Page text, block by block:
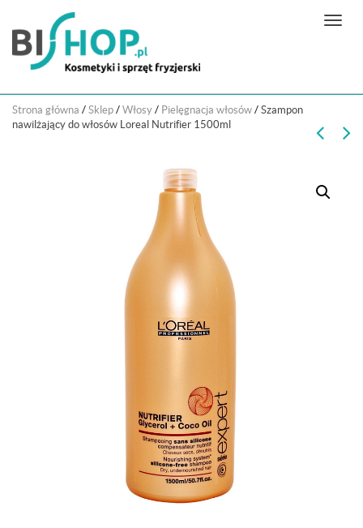
N
g
Strona główna / Sklep / Włosy / Pielęgnacja włosów / Szampon
nawilżający do włosów Loreal Nutrifier 1500ml